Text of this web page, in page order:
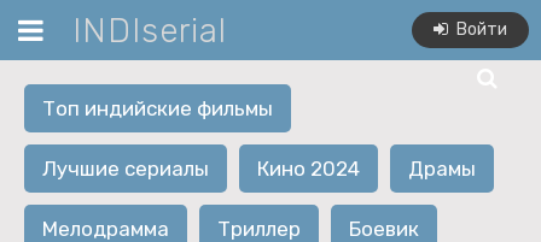
INDIserial Войти
Топ индийские фильмы
Лучшие сериалы Кино 2024 Драмы
Мелодрамма Триллер Боевик